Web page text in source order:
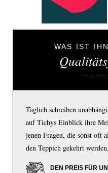
WAS IST
Täglich schreiben
auf Tichys Einblick ihre
jenen Fragen, die sonst oft
den Teppich gekehrt werden.
DEN PREIS FÜR